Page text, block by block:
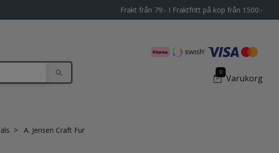
Frakt från 79:- I Fraktfritt på köp från 1500:-
0
Varukorg
A. Jensen Craft Fur